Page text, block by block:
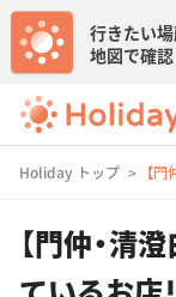
行きたい
地図で確
Holiday トップ 【
【門仲・清